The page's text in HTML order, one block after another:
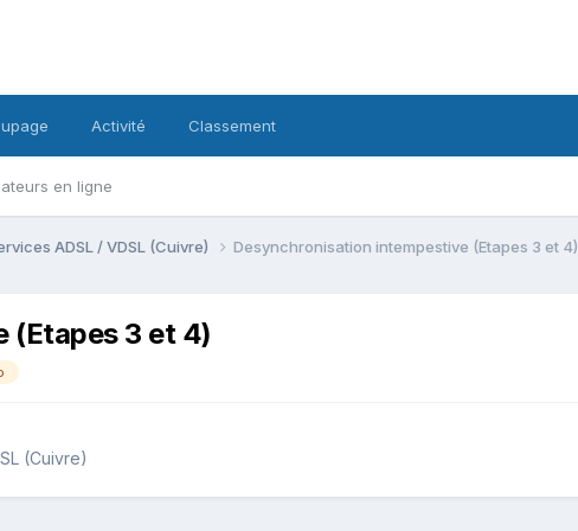
en ligne
Activité Classement
ADSL / VDSL (Cuivre) Desynchronisation intempestive (Etapes 3 et 4)
(Etapes 3 et 4)
(Cuivre)